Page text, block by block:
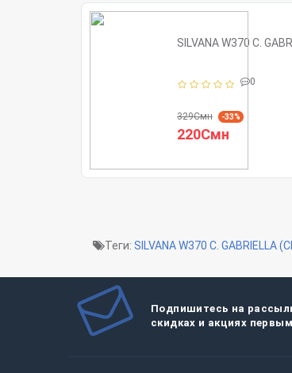
SILVANA W370 C.
0
329Смн -33%
220Смн
Теги: SILVANA W370 C. GABRIELLA
Подпишитесь на
скидках и акциях